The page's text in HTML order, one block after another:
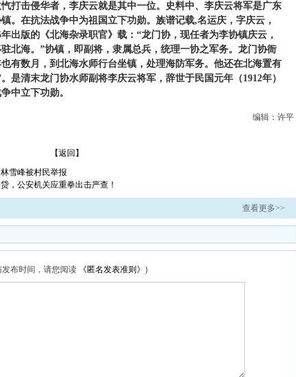
打击侵华者，李庆云就是其中一位。史料中、李庆云将军是广东
。在抗法战争中为祖国立下功勋。族谱记载,名运庆，字庆云，
出版的《北海杂录职官》载：“龙门协，现任者为李协镇庆云，
北海。”协镇，即副将，隶属总兵，统理一协之军务。龙门协衙
有数月，到北海水师行台坐镇，处理海防军务。他还在北海置有
是清末龙门协水师副将李庆云将军，辞世于民国元年（1912年）
中立下功勋。
编辑：许平
【返回】
雪峰被村民举报
，公安机关应重拳出击严查！
查看更多>>
布时间，请您阅读 《匿名发表准则》 )